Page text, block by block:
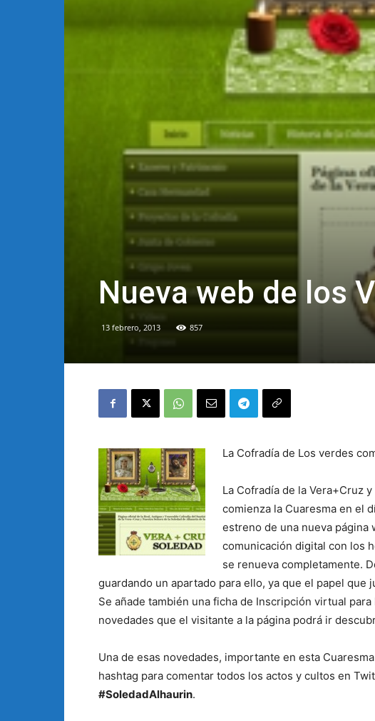
Nueva web de los
13 febrero, 2013 857
La Cofradía de Los verdes
La Cofradía de la Vera+Cruz
comienza la Cuaresma en el
estreno de una nueva página
comunicación digital con los
se renueva completamente.
guardando un apartado para ello, ya que el papel que
Se añade también una ficha de Inscripción virtual
novedades que el visitante a la página podrá ir
Una de esas novedades, importante en esta
hashtag para comentar todos los actos y cultos en
#SoledadAlhaurin.